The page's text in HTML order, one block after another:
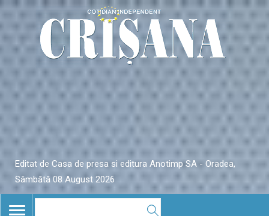
Editat de Casa de presa si editura Anotimp SA - Oradea,
Sâmbătă 08 August 2026
TOGGLE